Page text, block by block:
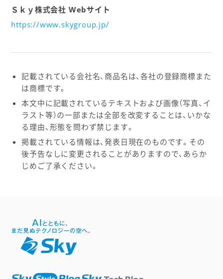
Ｓｋｙ株式会社 Webサイト
https://www.skygroup.jp/
記載されている会社名、商品名は、各社の登録商標また
は商標です。
本文中に記載されているテキストおよび画像（写真、イ
ラスト等）の一部または全部を改変することは、いかな
る理由、形態を問わず禁じます。
掲載されている情報は、発表日現在のものです。その
後予告なしに変更されることがありますので、あらか
じめご了承ください。